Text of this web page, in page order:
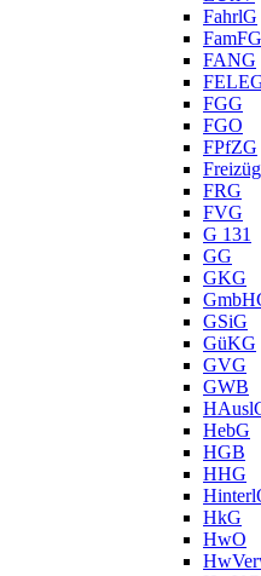
FahrlG
FamFG
FANG
FGG
FGO
FPfZG
FRG
FVG
G 131
GG
GKG
GSiG
GüKG
GVG
GWB
HebG
HGB
HHG
HkG
HwO